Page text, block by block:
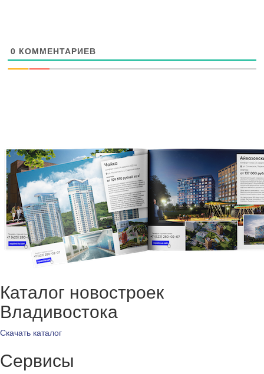
0 КОММЕНТАРИЕВ
Каталог новостроек
Владивостока
Скачать каталог
Сервисы